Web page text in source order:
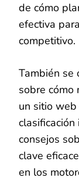
de cómo
efectiva
competitivo.
También se
sobre cómo
un sitio
consejos
clave
en los